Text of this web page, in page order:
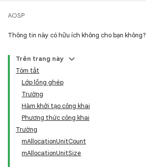
AOSP
Thông tin này có hữu ích không cho bạn không?
Trên trang này
Tóm tắt
Lớp lồng ghép
Trường
Hàm khởi tạo công khai
Phương thức công khai
Trường
mAllocationUnitCount
mAllocationUnitSize